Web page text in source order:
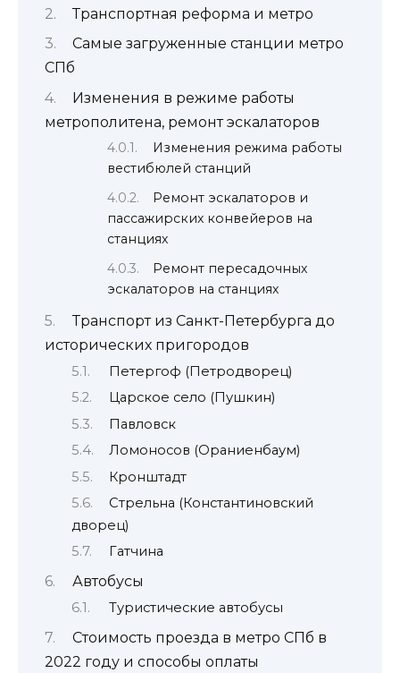
Транспортная реформа и метро
Самые загруженные станции метро
СПб
Изменения в режиме работы
метрополитена, ремонт эскалаторов
Изменения режима работы
вестибюлей станций
Ремонт эскалаторов и
пассажирских конвейеров на
станциях
Ремонт пересадочных
эскалаторов на станциях
Транспорт из Санкт-Петербурга до
исторических пригородов
Петергоф (Петродворец)
Царское село (Пушкин)
Павловск
Ломоносов (Ораниенбаум)
Кронштадт
Стрельна (Константиновский
дворец)
Гатчина
Автобусы
Туристические автобусы
Стоимость проезда в метро СПб в
2022 году и способы оплаты